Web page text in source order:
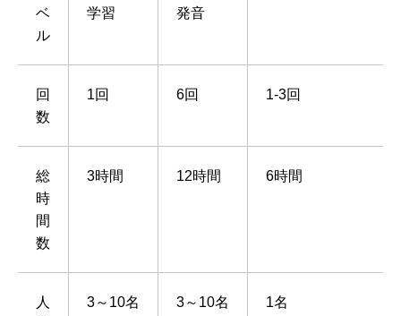
ベ
ル
学習
発音
回
数
1回 6回 1-3回
総
時
間
数
3時間 12時間 6時間
人
3～10名 3～10名 1名